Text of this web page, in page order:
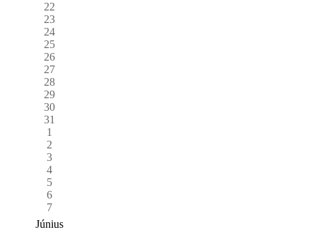
22
23
24
25
26
27
28
29
30
31
1
2
3
4
5
6
7
Június